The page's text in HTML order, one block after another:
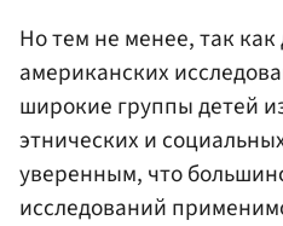
Но тем не менее, так
американских
широкие группы детей
этнических и
уверенным, что
исследований